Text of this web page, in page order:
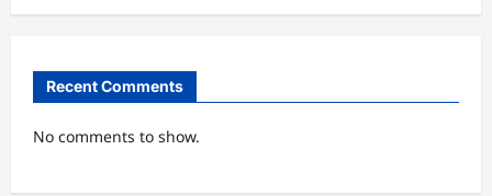
Recent Comments
No comments to show.